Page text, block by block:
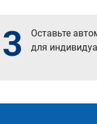
3
Оставьте
для